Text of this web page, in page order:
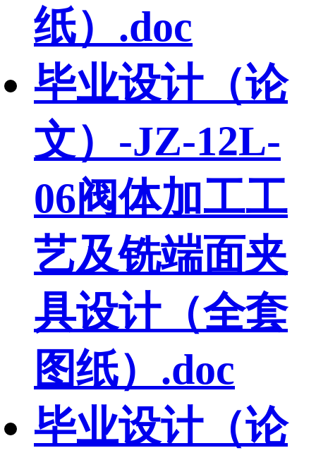
纸）.doc
毕业设计（论
文）-JZ-12L-
06阀体加工工
艺及铣端面夹
具设计（全套
图纸）.doc
毕业设计（论